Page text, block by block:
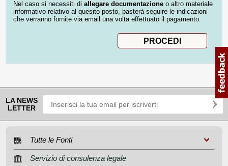
Nel caso si necessiti di allegare documentazione o altro materiale
informativo relativo al quesito posto, basterà seguire le indicazioni
che verranno fornite via email una volta effettuato il pagamento.
LA NEWS
LETTER
Tutte le Fonti
Servizio di consulenza legale